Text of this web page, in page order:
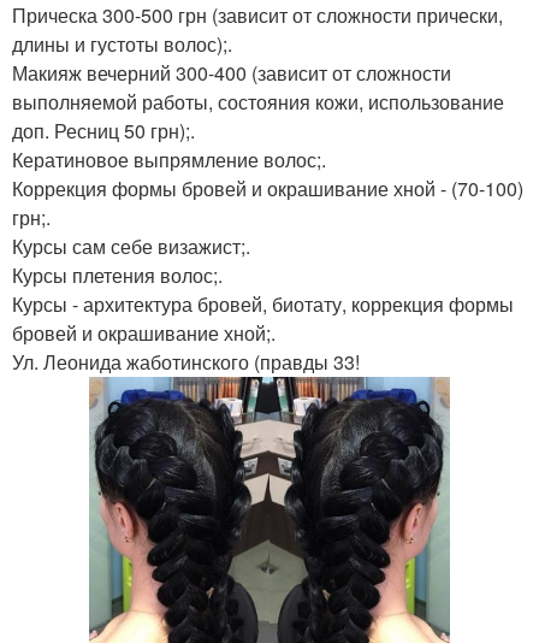
Прическа 300-500 грн (зависит от сложности прически,
длины и густоты волос);.
Макияж вечерний 300-400 (зависит от сложности
выполняемой работы, состояния кожи, использование
доп. Ресниц 50 грн);.
Кератиновое выпрямление волос;.
Коррекция формы бровей и окрашивание хной - (70-100)
грн;.
Курсы сам себе визажист;.
Курсы плетения волос;.
Курсы - архитектура бровей, биотату, коррекция формы
бровей и окрашивание хной;.
Ул. Леонида жаботинского (правды 33!